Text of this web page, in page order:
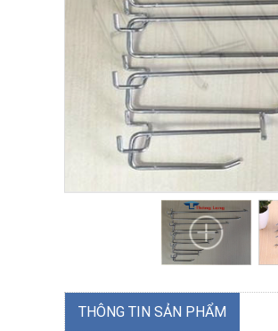
THÔNG TIN SẢN PHẨM